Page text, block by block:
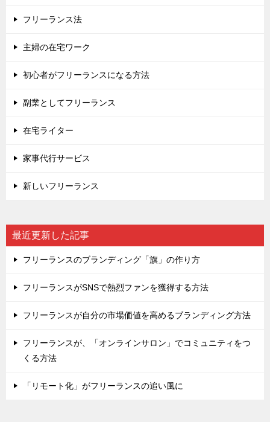
フリーランス法
主婦の在宅ワーク
初心者がフリーランスになる方法
副業としてフリーランス
在宅ライター
家事代行サービス
新しいフリーランス
最近更新した記事
フリーランスのブランディング「旗」の作り方
フリーランスがSNSで熱烈ファンを獲得する方法
フリーランスが自分の市場価値を高めるブランディング方法
フリーランスが、「オンラインサロン」でコミュニティをつ
くる方法
「リモート化」がフリーランスの追い風に